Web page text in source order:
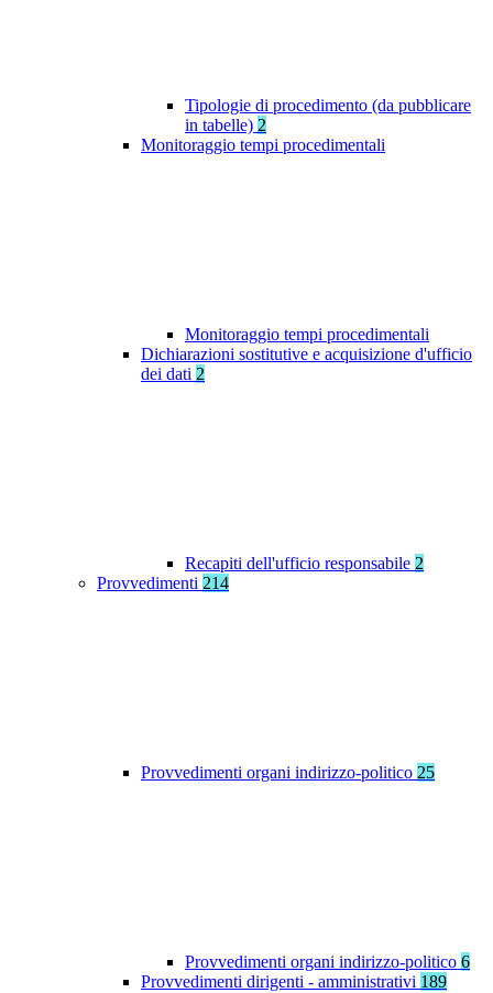
Tipologie di procedimento (da pubblicare
in tabelle) 2
Monitoraggio tempi procedimentali
Monitoraggio tempi procedimentali
Dichiarazioni sostitutive e acquisizione d'ufficio
dei dati 2
Recapiti dell'ufficio responsabile 2
Provvedimenti 214
Provvedimenti organi indirizzo-politico 25
Provvedimenti organi indirizzo-politico 6
Provvedimenti dirigenti - amministrativi 189